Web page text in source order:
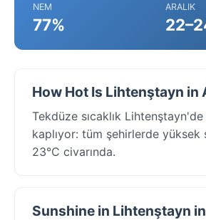
NEM
77%
ARALIK
How Hot Is Lihtenştayn in
Tekdüze sıcaklık Lihtenştayn'de
kaplıyor: tüm şehirlerde yüksek
23°C civarında.
Sunshine in Lihtenştayn